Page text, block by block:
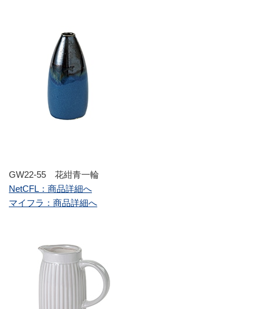
GW22-55 花紺青一輪
NetCFL：商品詳細へ
マイフラ：商品詳細へ